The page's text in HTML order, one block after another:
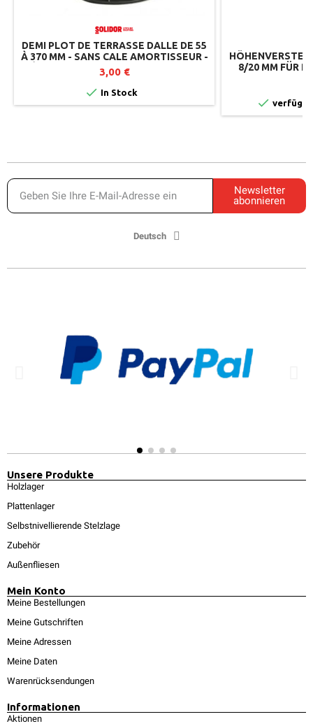
DEMI PLOT DE TERRASSE DALLE DE 55
À 370 MM - SANS CALE AMORTISSEUR -
RÉGLABLE PAR LE DESSUS - SOLIDOR
3,00 €
 In Stock
8/20 MM FÜR

Newsletter
abonnieren
Deutsch
Unsere Produkte
Holzlager
Plattenlager
Selbstnivellierende Stelzlage
Zubehör
Außenfliesen
Mein Konto
Meine Bestellungen
Meine Gutschriften
Meine Adressen
Meine Daten
Warenrücksendungen
Informationen
Aktionen